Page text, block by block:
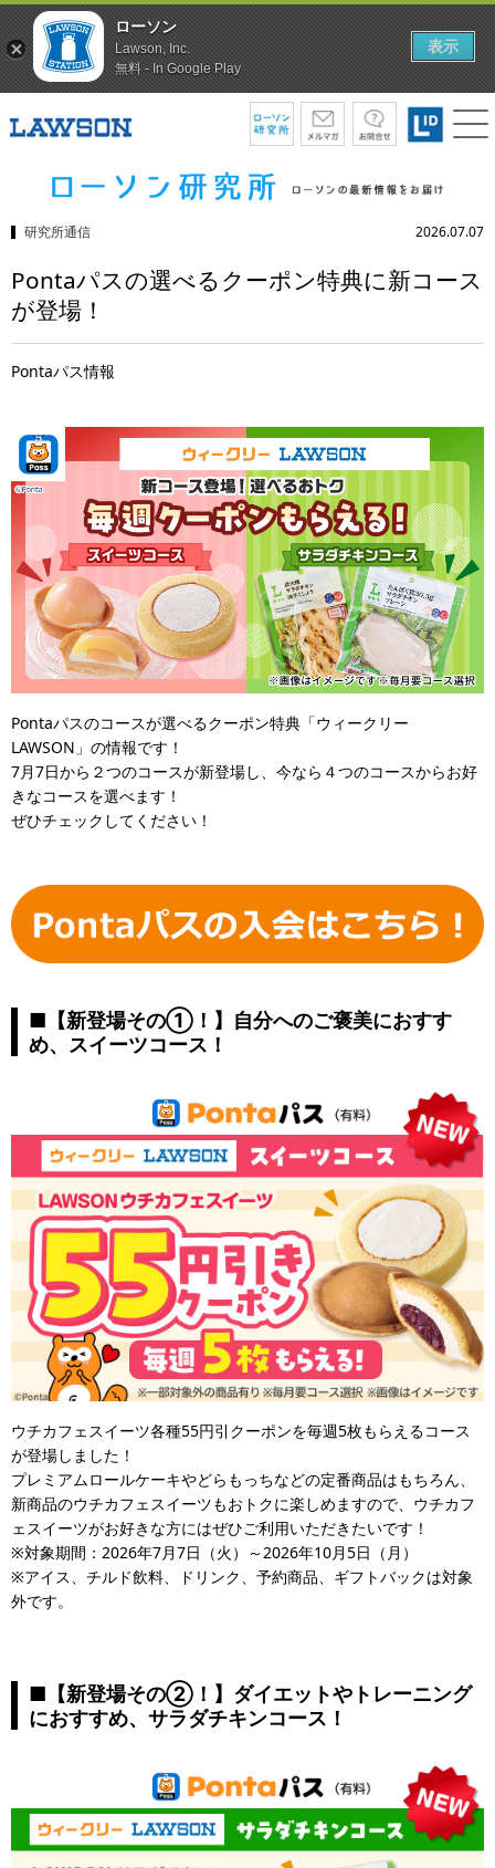
研究所通信 2026.07.07
Pontaパスの選べるクーポン特典に新コース
が登場！
Pontaパス情報
Pontaパスのコースが選べるクーポン特典「ウィークリー
LAWSON」の情報です！
7月7日から２つのコースが新登場し、今なら４つのコースからお好
きなコースを選べます！
ぜひチェックしてください！
■【新登場その①！】自分へのご褒美におすす
め、スイーツコース！
ウチカフェスイーツ各種55円引クーポンを毎週5枚もらえるコース
が登場しました！
プレミアムロールケーキやどらもっちなどの定番商品はもちろん、
新商品のウチカフェスイーツもおトクに楽しめますので、ウチカフ
ェスイーツがお好きな方にはぜひご利用いただきたいです！
※対象期間：2026年7月7日（火）～2026年10月5日（月）
※アイス、チルド飲料、ドリンク、予約商品、ギフトバックは対象
外です。
■【新登場その②！】ダイエットやトレーニング
におすすめ、サラダチキンコース！
ローソン
Lawson, Inc.
無料 - In Google Play
表示